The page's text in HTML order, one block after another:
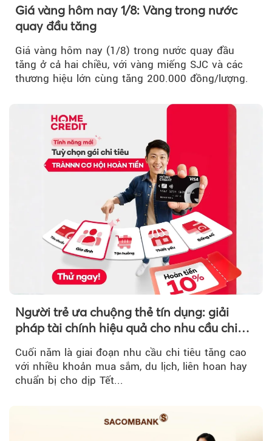
Giá vàng hôm nay 1/8: Vàng trong nước
quay đầu tăng
Giá vàng hôm nay (1/8) trong nước quay đầu
tăng ở cả hai chiều, với vàng miếng SJC và các
thương hiệu lớn cùng tăng 200.000 đồng/lượng.
Người trẻ ưa chuộng thẻ tín dụng: giải
pháp tài chính hiệu quả cho nhu cầu chi
Cuối năm là giai đoạn nhu cầu chi tiêu tăng cao
với nhiều khoản mua sắm, du lịch, liên hoan hay
chuẩn bị cho dịp Tết...